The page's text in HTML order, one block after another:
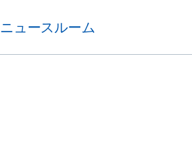
ニュースルーム